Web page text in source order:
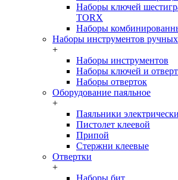
Наборы ключей
TORX
Наборы
Наборы инструментов ручных
+
Наборы инструментов
Наборы ключей и
Наборы отверток
Оборудование паяльное
+
Паяльники
Пистолет клеевой
Припой
Стержни клеевые
Отвертки
+
Наборы бит